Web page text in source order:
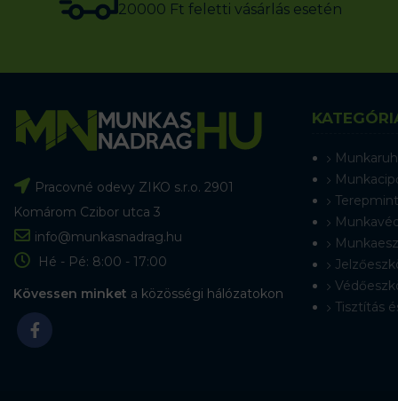
20000 Ft feletti vásárlás esetén
Pracovné odevy ZIKO s.r.o. 2901
Komárom Czibor utca 3
info@munkasnadrag.hu
Hé - Pé: 8:00 - 17:00
Kövessen minket a közösségi hálózatokon
Tisztítás